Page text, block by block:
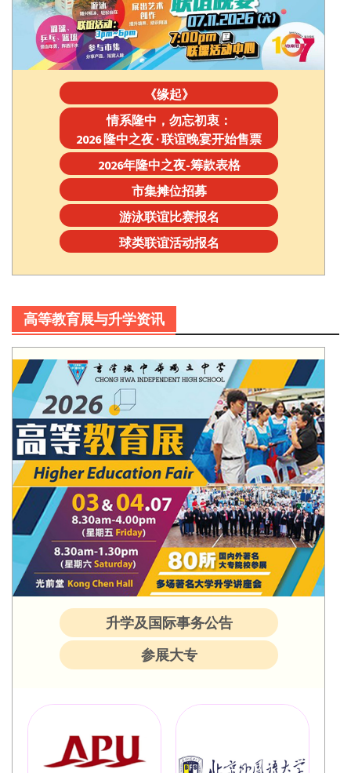
《缘起》
情系隆中，勿忘初衷：
2026 隆中之夜 · 联谊晚宴开始售票
2026年隆中之夜-筹款表格
市集摊位招募
游泳联谊比赛报名
球类联谊活动报名
高等教育展与升学资讯
升学及国际事务公告
参展大专